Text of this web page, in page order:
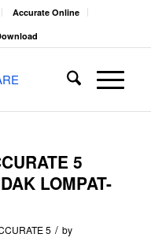
Accurate Online
5
LOMPAT-
5 / by